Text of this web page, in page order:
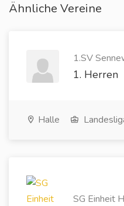
Ähnliche Vereine
1.SV
1. Herren
Halle
SG Einheit